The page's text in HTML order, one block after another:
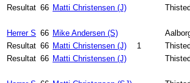
Resultat 66 Matti Christensen (J)
Herrer S 66 Mike Andersen (S)
Resultat 66 Matti Christensen (J) 1
Resultat 66 Matti Christensen (J)